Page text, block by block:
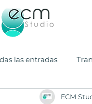
las entradas
Planes de ECM